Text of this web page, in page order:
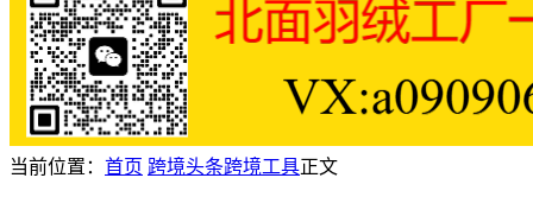
当前位置： 首页 跨境头条跨境工具正文